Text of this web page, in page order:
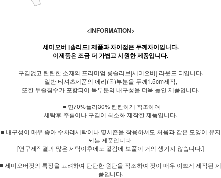
<INFORMATION>
세미오버 [솔리드] 제품과 차이점은 두께차이입니다.
이제품은 조금 더 가볍고 시원한 제품입니다.
구김없고 탄탄한 소재의 프리미엄 롱슬리브[세미오버] 라운드 티입니다.
일반 티셔츠제품의 에리(목)부분을 두께1.5cm제작,
또한 두줄침수가 포함되어 목부분의 내구성을 더욱 높인 제품입니다.
■ 면70%폴리30% 탄탄하게 직조하여
세탁후 주름이나 구김이 최소화 제작한 제품입니다.
■ 내구성이 매우 좋아 수차례세탁이나 몇시즌을 착용하셔도 처음과 같은 모양이 유지
되는 제품입니다.
[연구제작결과 많은 세탁이후에도 겉감에 보풀이 거의 생기지 않습니다.]
■ 세미오버핏의 특징을 고려하여 탄탄한 원단을 직조하여 핏이 매우 이쁘게 제작된 제
품입니다.